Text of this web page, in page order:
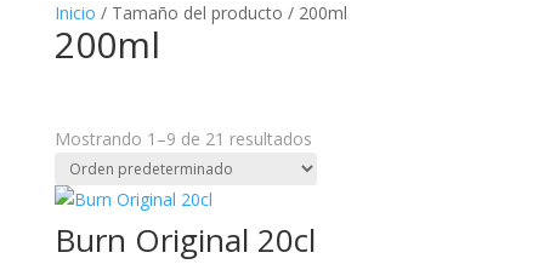
Inicio / Tamaño del producto / 200ml
200ml
Categorías del producto
Mostrando 1–9 de 21 resultados
Burn Original 20cl